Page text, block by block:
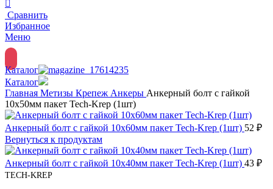
Сравнить
Избранное
Меню
Каталог
Каталог
Главная Метизы Крепеж Анкеры Анкерный болт с гайкой
10х50мм пакет Tech-Krep (1шт)
Анкерный болт с гайкой 10х60мм пакет Tech-Krep (1шт) 52 ₽
Вернуться к продуктам
Анкерный болт с гайкой 10х40мм пакет Tech-Krep (1шт) 43 ₽
TECH-KREP